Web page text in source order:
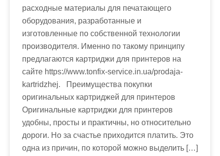
расходные материалы для печатающего
оборудования, разработанные и
изготовленные по собственной технологии
производителя. Именно по такому принципу
предлагаются картриджи для принтеров на
сайте https://www.tonfix-service.in.ua/prodaja-
kartridzhej. Преимущества покупки
оригинальных картриджей для принтеров
Оригинальные картриджи для принтеров
удобны, просты и практичны, но относительно
дороги. Но за счастье приходится платить. Это
одна из причин, по которой можно выделить […]